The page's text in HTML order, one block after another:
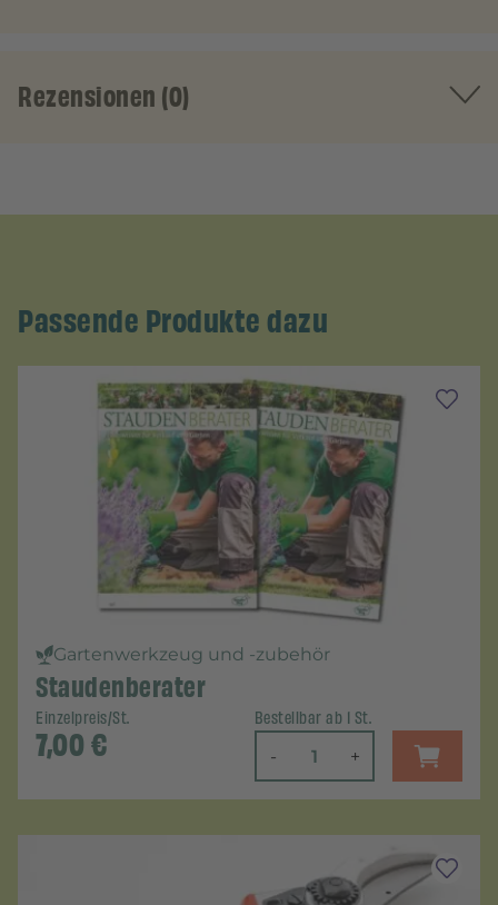
Rezensionen (0)
Passende Produkte dazu
Gartenwerkzeug und -zubehör
Staudenberater
Einzelpreis/St.
7,00€
Bestellbar ab 1 St.
- +